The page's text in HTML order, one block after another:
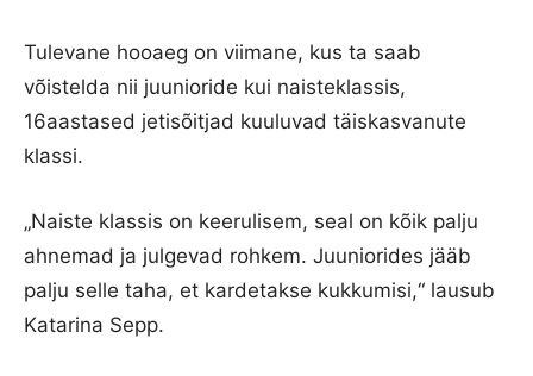
Tulevane hooaeg on viimane, kus ta saab
võistelda nii juunioride kui naisteklassis,
16aastased jetisõitjad kuuluvad täiskasvanute
klassi.
„Naiste klassis on keerulisem, seal on kõik palju
ahnemad ja julgevad rohkem. Juuniorides jääb
palju selle taha, et kardetakse kukkumisi,“ lausub
Katarina Sepp.